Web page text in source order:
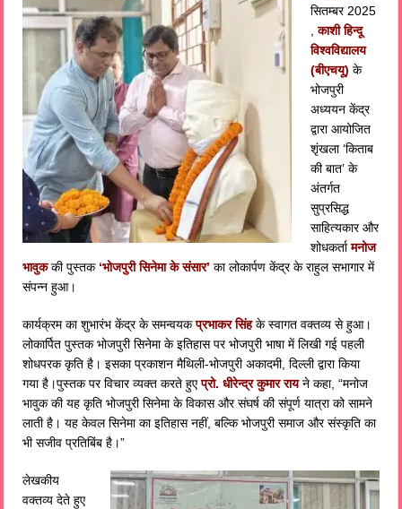
सितम्बर 2025
,काशी हिन्दू
विश्वविद्यालय
(बीएचयू) के
भोजपुरी
अध्ययन केंद्र
द्वारा आयोजित
शृंखला ‘किताब
की बात’ के
अंतर्गत
सुप्रसिद्ध
साहित्यकार और
शोधकर्तामनोज
भावुककी पुस्तक ‘भोजपुरी सिनेमा के संसार’ का लोकार्पण केंद्र के राहुल सभागार में
संपन्न हुआ।
कार्यक्रम का शुभारंभ केंद्र के समन्वयकप्रभाकर सिंहके स्वागत वक्तव्य से हुआ।
लोकार्पित पुस्तक भोजपुरी सिनेमा के इतिहास पर भोजपुरी भाषा में लिखी गई पहली
शोधपरक कृति है। इसका प्रकाशन मैथिली-भोजपुरी अकादमी, दिल्ली द्वारा किया
गया है।पुस्तक पर विचार व्यक्त करते हुएप्रो. धीरेन्द्र कुमार रायने कहा, “मनोज
भावुक की यह कृति भोजपुरी सिनेमा के विकास और संघर्ष की संपूर्ण यात्रा को सामने
लाती है। यह केवल सिनेमा का इतिहास नहीं, बल्कि भोजपुरी समाज और संस्कृति का
भी सजीव प्रतिबिंब है।”
लेखकीय
वक्तव्य देते हुए